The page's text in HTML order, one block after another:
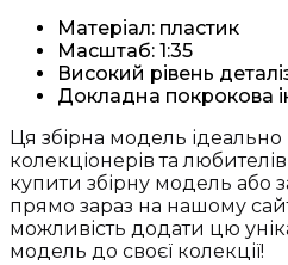
Матеріал: пластик
Масштаб: 1:35
Високий рівень
Докладна покрокова
Ця збірна модель ідеально
колекціонерів та
купити збірну модель або
прямо зараз на нашому
можливість додати цю
модель до своєї колекції!